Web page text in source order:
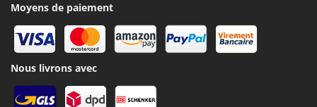
Moyens de paiement
Nous livrons avec